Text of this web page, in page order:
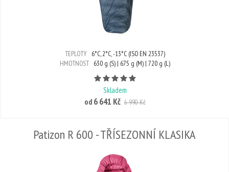
TEPLOTY
6°C, 2°C, -13°C (ISO EN 23537)
HMOTNOST 630 g (S) | 675 g (M) | 720 g (L)
Skladem
od 6 641 Kč 6 990 Kč
Patizon R 600 - TŘÍSEZONNÍ KLASIKA